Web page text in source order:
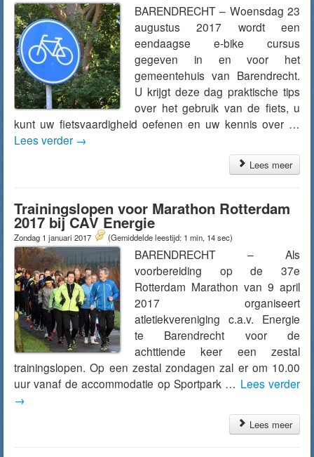
BARENDRECHT – Woensdag 23
augustus 2017 wordt een
eendaagse e-bike cursus
gegeven in en voor het
gemeentehuis van Barendrecht.
U krijgt deze dag praktische tips
over het gebruik van de fiets, u
kunt uw fietsvaardigheid oefenen en uw kennis over …
Lees verder →
Lees meer
Trainingslopen voor Marathon Rotterdam
2017 bij CAV Energie
Zondag 1 januari 2017 (Gemiddelde leestijd: 1 min, 14 sec)
BARENDRECHT – Als
voorbereiding op de 37e
Rotterdam Marathon van 9 april
2017 organiseert
atletiekvereniging c.a.v. Energie
te Barendrecht voor de
achttiende keer een zestal
trainingslopen. Op een zestal zondagen zal er om 10.00
uur vanaf de accommodatie op Sportpark … Lees verder
→
Lees meer